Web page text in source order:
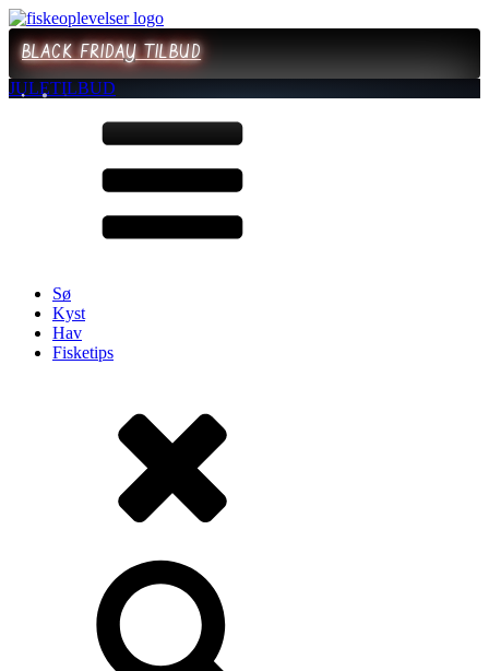
BLACK FRIDAY TILBUD
JULETILBUD
Sø
Kyst
Hav
Fisketips